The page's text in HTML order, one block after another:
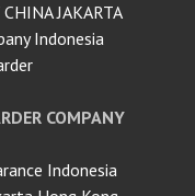
JAKARTA
Indonesia
COMPANY
Indonesia